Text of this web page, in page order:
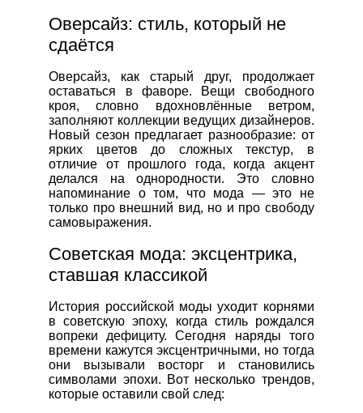
Оверсайз: стиль, который не
сдаётся
Оверсайз, как старый друг, продолжает
оставаться в фаворе. Вещи свободного
кроя, словно вдохновлённые ветром,
заполняют коллекции ведущих дизайнеров.
Новый сезон предлагает разнообразие: от
ярких цветов до сложных текстур, в
отличие от прошлого года, когда акцент
делался на однородности. Это словно
напоминание о том, что мода — это не
только про внешний вид, но и про свободу
самовыражения.
Советская мода: эксцентрика,
ставшая классикой
История российской моды уходит корнями
в советскую эпоху, когда стиль рождался
вопреки дефициту. Сегодня наряды того
времени кажутся эксцентричными, но тогда
они вызывали восторг и становились
символами эпохи. Вот несколько трендов,
которые оставили свой след: